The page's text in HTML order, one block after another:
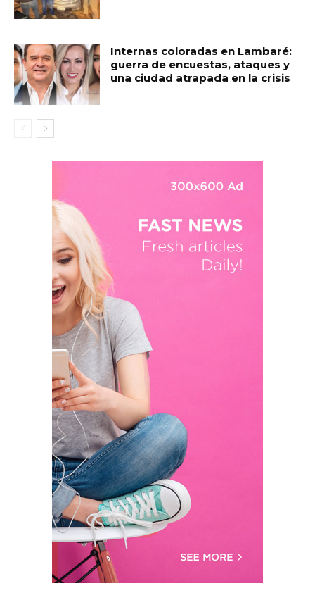
Internas coloradas en Lambaré:
guerra de encuestas, ataques y
una ciudad atrapada en la crisis